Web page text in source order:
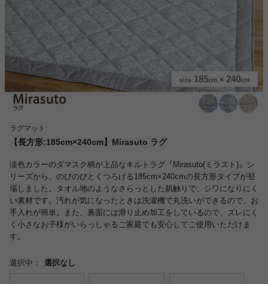
ラグマット
【長方形:185cm×240cm】Mirasuto ラグ
淡色カラーのダマスク柄が上品なキルトラグ『Mirasuto(ミラスト)』シ
リーズから、のびのびとくつろげる185cm×240cmの長方形タイプが登
場しました。タオル地のようなさらっとした肌触りで、シワになりにく
い素材です。汚れが気になったときは洗濯機で丸洗いができるので、お
手入れが簡単。また、裏面には滑り止め加工をしているので、ズレにく
く小さなお子様がいらっしゃるご家庭でも安心してご使用いただけま
す。
選択中： 選択なし